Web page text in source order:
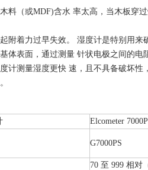
料（或MDF)含水 率太高，当木板
附着力过早失效。 湿度计是特别用来
体表面，通过测量 针状电极之间的电
计测量湿度更快 速，且不具备破坏
Elcometer
G7000PS
70 至 999 相对